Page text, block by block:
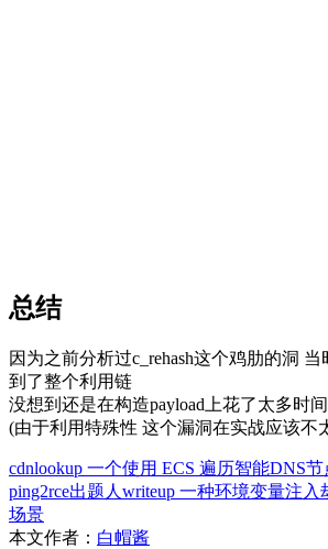
总结
因为之前分析过c_rehash这个鸡肋的洞
到了整个利用链
没想到还是在构造payload上花了太多时间
(由于利用特殊性 这个漏洞在实战应该不
cdnlookup 一个使用 ECS 遍历智能DNS
ping2rce出题人writeup 一种环境变量注入
场景
本文作者： 白帽酱